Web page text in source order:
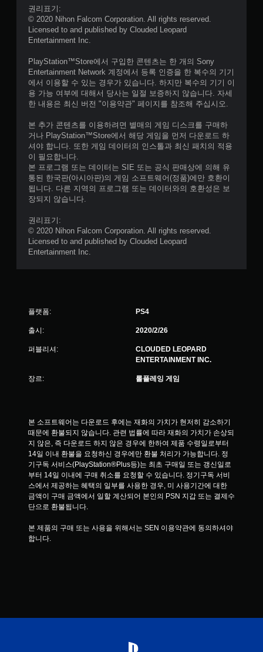
권리표기:
© 2020 Nihon Falcom Corporation. All rights reserved.
Licensed to and published by Clouded Leopard
Entertainment Inc.
PlayStation™Store에서 구입한 콘텐츠는 한 개의 Sony
Entertainment Network 계정에서 등록 인증을 한 복수의 기기
에서 이용할 수 있는 경우가 있습니다. 하지만 복수의 기기 이
용 가능 여부에 대해서 당사는 일절 보증하지 않습니다. 자세
한 내용은 최신 버전 "이용약관" 페이지를 참조해 주십시오.
본 추가 콘텐츠를 이용하려면 별매의 게임 디스크를 구매하
거나 PlayStation™Store에서 해당 게임을 먼저 다운로드 하
셔야 합니다. 또한 게임 데이터의 인스톨과 최신 패치의 적용
이 필요합니다.
본 프로그램 또는 데이터는 SIE 또는 공식 판매상에 의해 유
통된 한국판(아시아판)의 게임 소프트웨어(정품)에만 호환이
됩니다. 다른 지역의 프로그램 또는 데이터와의 호환성은 보
장되지 않습니다.
권리표기:
© 2020 Nihon Falcom Corporation. All rights reserved.
Licensed to and published by Clouded Leopard
Entertainment Inc.
플랫폼: PS4
출시: 2020/2/26
퍼블리셔:
CLOUDED LEOPARD
ENTERTAINMENT INC.
장르: 롤플레잉 게임
본 소프트웨어는 다운로드 후에는 재화의 가치가 현저히 감소하기
때문에 환불되지 않습니다. 관련 법률에 따라 재화의 가치가 손상되
지 않은, 즉 다운로드 하지 않은 경우에 한하여 제품 수령일로부터
14일 이내 환불을 요청하신 경우에만 환불 처리가 가능합니다. 정
기구독 서비스(PlayStation®Plus등)는 최초 구매일 또는 갱신일로
부터 14일 이내에 구매 취소를 요청할 수 있습니다. 정기구독 서비
스에서 제공하는 혜택의 일부를 사용한 경우, 미 사용기간에 대한
금액이 구매 금액에서 일할 계산되어 본인의 PSN 지갑 또는 결제수
단으로 환불됩니다.
본 제품의 구매 또는 사용을 위해서는 SEN 이용약관에 동의하셔야
합니다.